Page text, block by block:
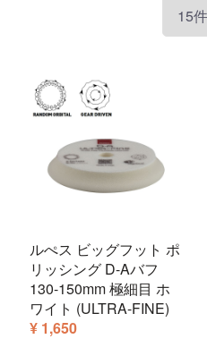
ルぺス ビッグフット ポ
リッシング D-Aバフ
130-150mm 極細目 ホ
ワイト (ULTRA-FINE)
¥ 1,650